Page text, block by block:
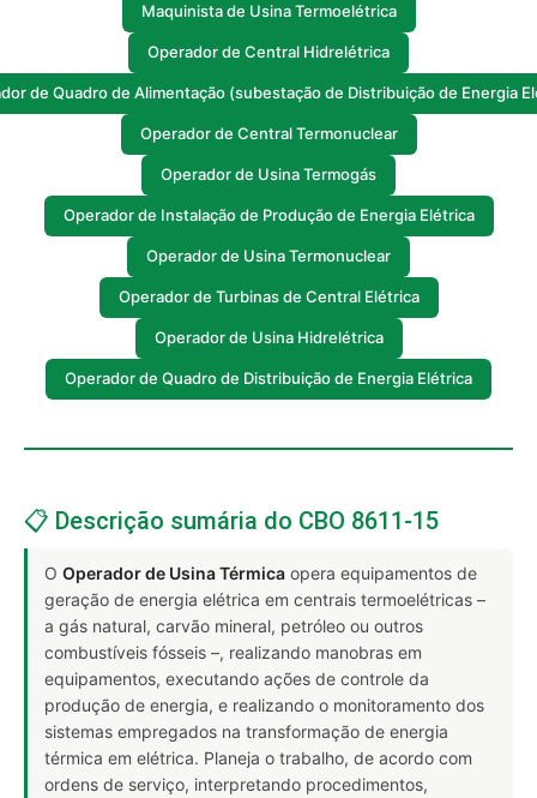
Maquinista de Usina Termoelétrica
Operador de Central Hidrelétrica
de Quadro de Alimentação (subestação de Distribuição de Energia
Operador de Central Termonuclear
Operador de Usina Termogás
Operador de Instalação de Produção de Energia Elétrica
Operador de Usina Termonuclear
Operador de Turbinas de Central Elétrica
Operador de Usina Hidrelétrica
Operador de Quadro de Distribuição de Energia Elétrica
📋 Descrição sumária do CBO 8611-15
O Operador de Usina Térmica opera equipamentos de
geração de energia elétrica em centrais termoelétricas –
a gás natural, carvão mineral, petróleo ou outros
combustíveis fósseis –, realizando manobras em
equipamentos, executando ações de controle da
produção de energia, e realizando o monitoramento dos
sistemas empregados na transformação de energia
térmica em elétrica. Planeja o trabalho, de acordo com
ordens de serviço, interpretando procedimentos,